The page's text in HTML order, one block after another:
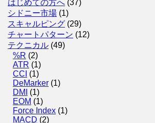
はじめての方へ (37)
シドニー市場 (1)
スキャルピング (29)
チャートパターン (12)
テクニカル (49)
%R (2)
ATR (1)
CCI (1)
DeMarker (1)
DMI
(1)
EOM (1)
Force Index (1)
MACD (2)